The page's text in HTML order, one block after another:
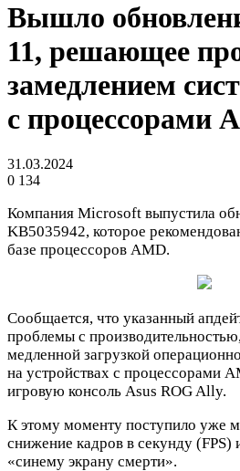
Вышло
11, решающее
замедлением
с процессорами
31.03.2024
0 134
Компания Microsoft выпустила
KB5035942, которое
базе процессоров AMD.
Сообщается, что указанный
проблемы с
медленной загрузкой
на устройствах с процессорами
игровую консоль Asus ROG Ally.
К этому моменту поступило уже
снижение кадров в секунду
«синему экрану смерти».